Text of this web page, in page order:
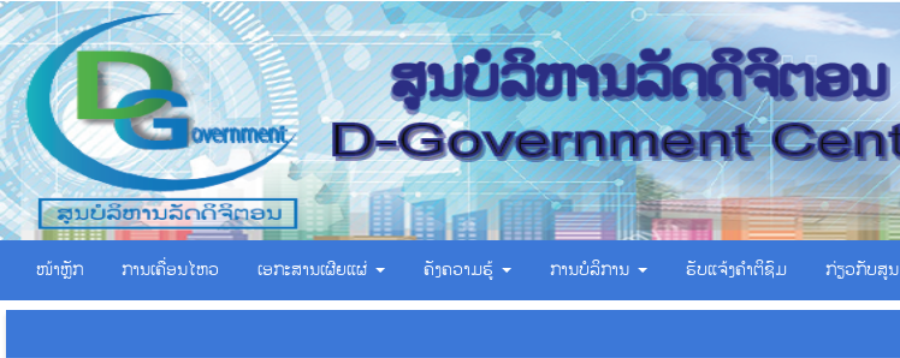
ໜ້າຫຼັກ ການເຄື່ອນໄຫວ ເອ​ກະ​ສານ​ເຜີຍ​ແຜ່ ຄັງຄວາມຮູ້ ການບໍລິການ ຮັບແຈ້ງຄຳຕິຊົມ ກ່ຽວກັບສູນ